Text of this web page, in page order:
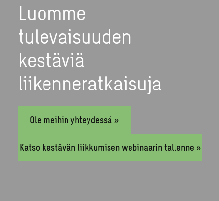
Luomme
tulevaisuuden
kestäviä
liikenneratkaisuja
Ole meihin yhteydessä »
Katso kestävän liikkumisen webinaarin tallenne »